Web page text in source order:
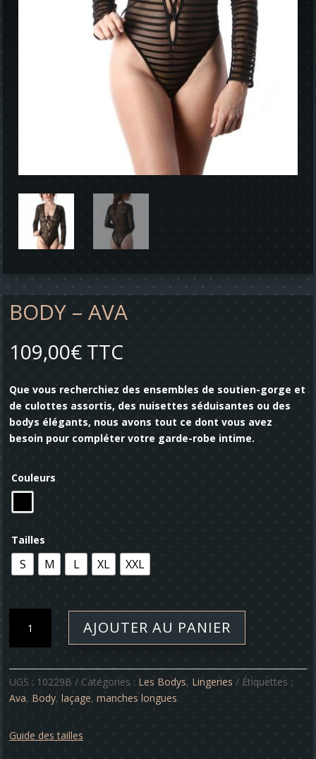
BODY – AVA
109,00€ TTC
Que vous recherchiez des ensembles de soutien-gorge et
de culottes assortis, des nuisettes séduisantes ou des
bodys élégants, nous avons tout ce dont vous avez
besoin pour compléter votre garde-robe intime.
Couleurs
Tailles
S M L XL XXL
Body
Ava
AJOUTER AU PANIER
UGS : 10229B Catégories : Les Bodys, Lingeries
Étiquettes :
Ava, Body,laçage,manches longues
Guide des tailles